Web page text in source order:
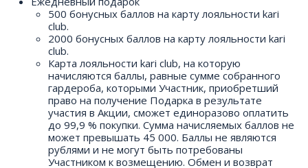
500 бонусных баллов на карту лояльности kari
сlub.
2000 бонусных баллов на карту лояльности kari
club.
Карта лояльности kari club, на которую
начисляются баллы, равные сумме собранного
гардероба, которыми Участник, приобретший
право на получение Подарка в результате
участия в Акции, сможет единоразово оплатить
до 99,9 % покупки. Сумма начисляемых баллов не
может превышать 45 000. Баллы не являются
рублями и не могут быть потребованы
Участником к возмещению. Обмен и возврат